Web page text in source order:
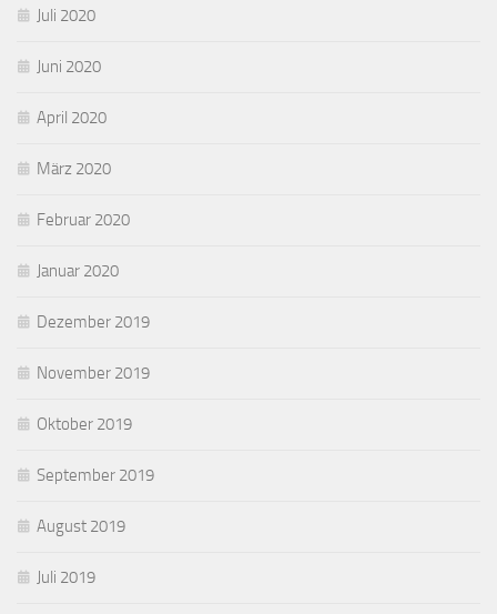
Juli 2020
Juni 2020
April 2020
März 2020
Februar 2020
Januar 2020
Dezember 2019
November 2019
Oktober 2019
September 2019
August 2019
Juli 2019